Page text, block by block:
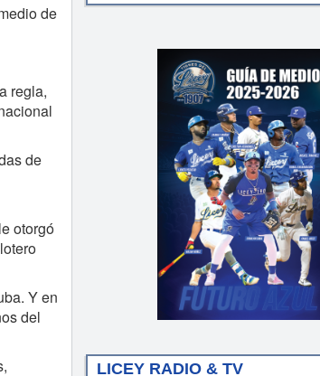
de
regla,
de
otorgó
Y en
del
LICEY RADIO & TV